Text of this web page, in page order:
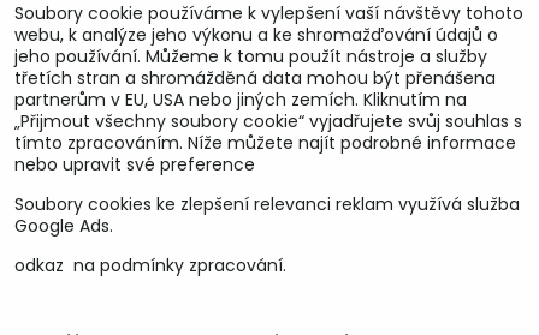
U&M parts s.r.o.
U Zastávky 150, Horní Staré Město
Soubory cookie používáme k vylepšení vaší návštěvy tohoto
webu, k analýze jeho výkonu a ke shromažďování údajů o
jeho používání. Můžeme k tomu použít nástroje a služby
třetích stran a shromážděná data mohou být přenášena
partnerům v EU, USA nebo jiných zemích. Kliknutím na
„Přijmout všechny soubory cookie“ vyjadřujete svůj souhlas s
tímto zpracováním. Níže můžete najít podrobné informace
nebo upravit své preference
Soubory cookies ke zlepšení relevanci reklam využívá služba
Google Ads.
odkaz na podmínky zpracování.